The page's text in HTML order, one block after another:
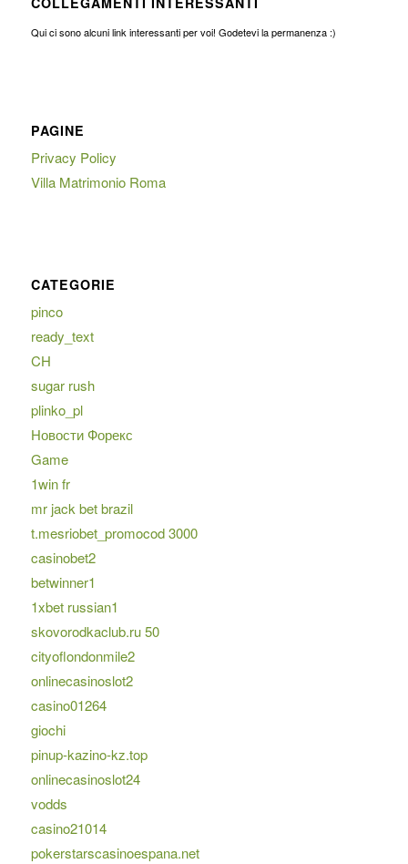
Qui ci sono alcuni link interessanti per voi! Godetevi la permanenza :)
PAGINE
Privacy Policy
Villa Matrimonio Roma
CATEGORIE
pinco
ready_text
CH
sugar rush
plinko_pl
Новости Форекс
Game
1win fr
mr jack bet brazil
t.mesriobet_promocod 3000
casinobet2
betwinner1
1xbet russian1
skovorodkaclub.ru 50
cityoflondonmile2
onlinecasinoslot2
casino01264
giochi
pinup-kazino-kz.top
onlinecasinoslot24
vodds
casino21014
pokerstarscasinoespana.net